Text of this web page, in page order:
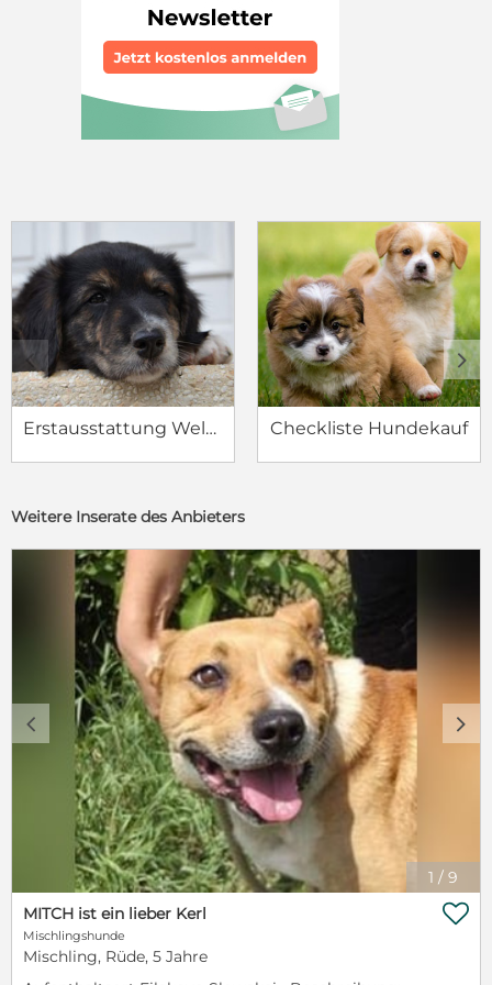
Erstausstattung Welpe Checkliste Hundekauf
c d
Weitere Inserate des Anbieters
1 / 9
c d
MITCH ist ein lieber Kerl
Mischlingshunde
Mischling, Rüde, 5 Jahre
